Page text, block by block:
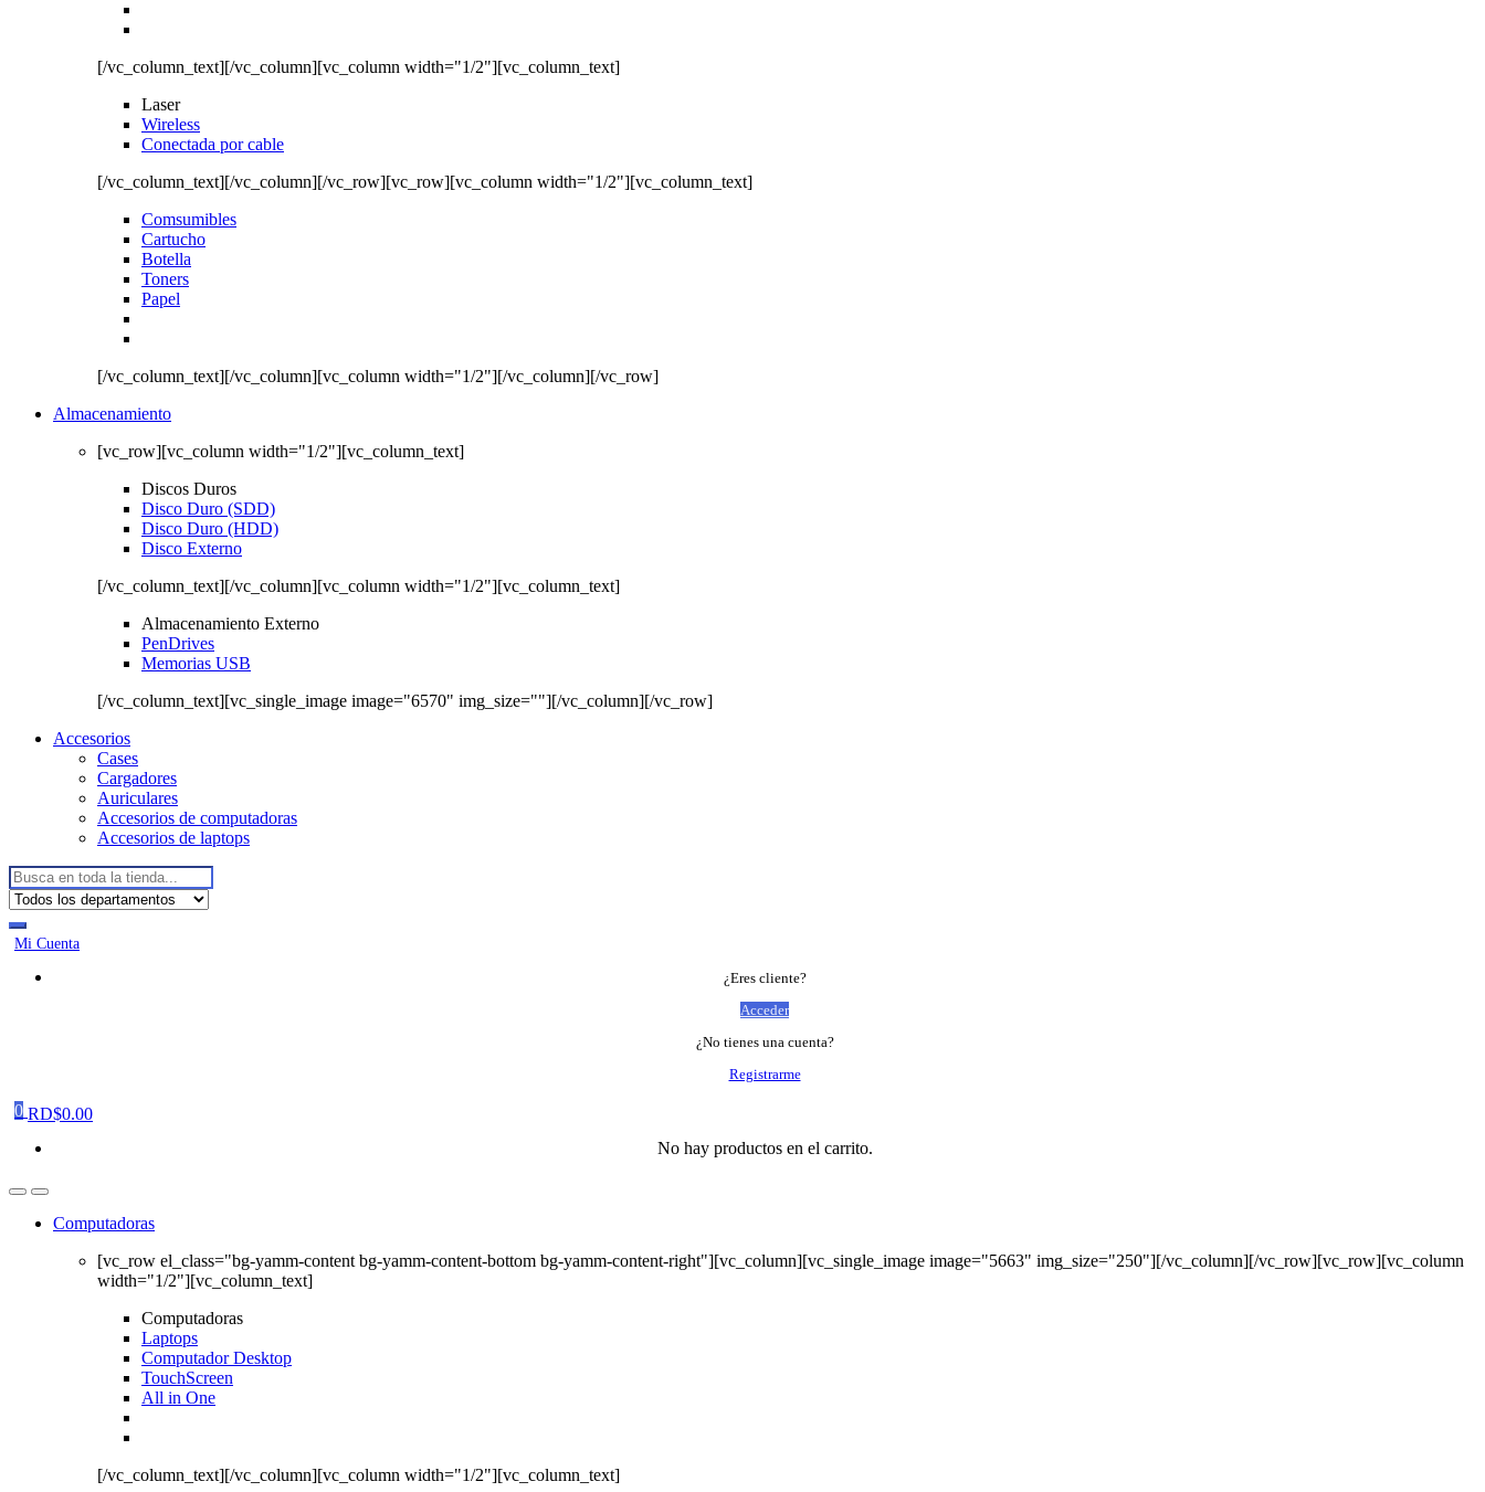
[/vc_column_text][/vc_column][vc_column width="1/2"][vc_column_text]
Laser
Wireless
Conectada por cable
[/vc_column_text][/vc_column][/vc_row][vc_row][vc_column width="1/2"][vc_column_text]
Comsumibles
Cartucho
Botella
Toners
Papel
[/vc_column_text][/vc_column][vc_column width="1/2"][/vc_column][/vc_row]
Almacenamiento
[vc_row][vc_column width="1/2"][vc_column_text]
Discos Duros
Disco Duro (SDD)
Disco Duro (HDD)
Disco Externo
[/vc_column_text][/vc_column][vc_column width="1/2"][vc_column_text]
Almacenamiento Externo
PenDrives
Memorias USB
[/vc_column_text][vc_single_image image="6570" img_size=""][/vc_column][/vc_row]
Accesorios
Cases
Cargadores
Auriculares
Accesorios de computadoras
Accesorios de laptops
Buscar:
Mi Cuenta
¿Eres cliente?
Acceder
¿No tienes una cuenta?
Registrarme
0 RD$0.00
No hay productos en el carrito.
Computadoras
[vc_row el_class="bg-yamm-content bg-yamm-content-bottom bg-yamm-content-right"][vc_column][vc_single_image image="5663" img_size="250"][/vc_column][/vc_row][vc_row][vc_column
width="1/2"][vc_column_text]
Computadoras
Laptops
Computador Desktop
TouchScreen
All in One
[/vc_column_text][/vc_column][vc_column width="1/2"][vc_column_text]